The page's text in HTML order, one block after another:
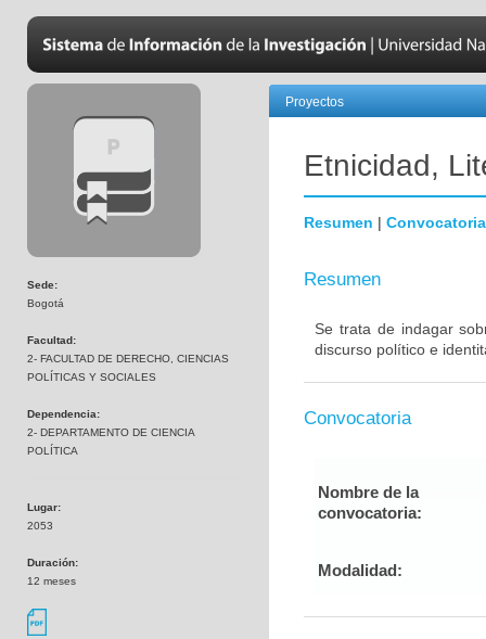
Sede:
Bogotá
Facultad:
2- FACULTAD DE DERECHO, CIENCIAS
POLÍTICAS Y SOCIALES
Dependencia:
2- DEPARTAMENTO DE CIENCIA
POLÍTICA
Lugar:
2053
Duración:
12 meses
Proyectos
Etnicidad,
Resumen | Convocatoria
Resumen
Se trata de indagar
discurso político e
Convocatoria
Nombre de la
convocatoria:
Modalidad: